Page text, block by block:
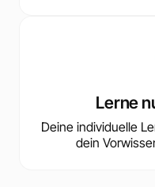
Lerne
Deine individuelle
dein